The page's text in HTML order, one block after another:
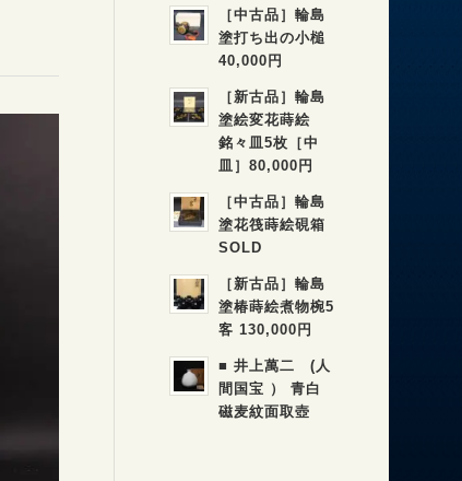
［中古品］輪島
塗打ち出の小槌
40,000円
［新古品］輪島
塗絵変花蒔絵
銘々皿5枚［中
皿］80,000円
［中古品］輪島
塗花筏蒔絵硯箱
SOLD
［新古品］輪島
塗椿蒔絵煮物椀5
客 130,000円
■ 井上萬二 (人
間国宝 ） 青白
磁麦紋面取壺